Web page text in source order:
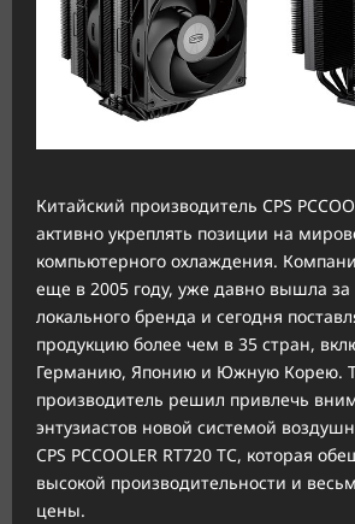
Китайский производитель CPS
активно укреплять позиции на
компьютерного охлаждения.
еще в 2005 году, уже давно вышла
локального бренда и сегодня
продукцию более чем в 35 стран,
Германию, Японию и Южную Корею.
производитель решил привлечь
энтузиастов новой системой
CPS PCCOOLER RT720 TC, которая
высокой производительности и
цены.